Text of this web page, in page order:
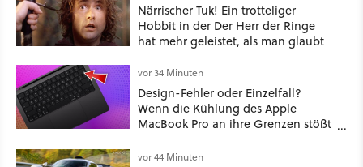
Närrischer Tuk! Ein trotteliger
Hobbit in der Der Herr der Ringe
hat mehr geleistet, als man glaubt
vor 34 Minuten
Design-Fehler oder Einzelfall?
Wenn die Kühlung des Apple
MacBook Pro an ihre Grenzen stößt
vor 44 Minuten